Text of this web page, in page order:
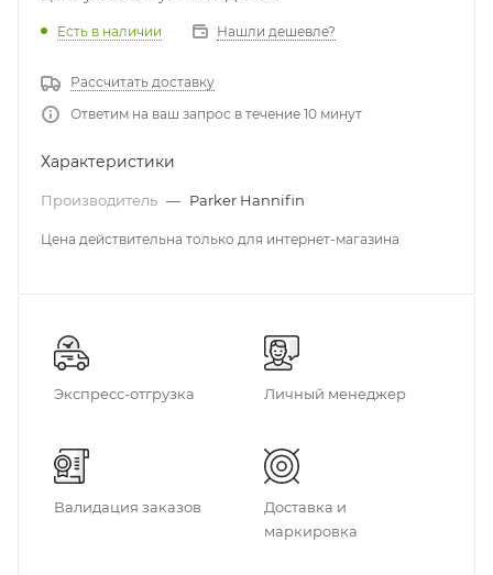
Есть в наличии Нашли дешевле?
Рассчитать доставку
Ответим на ваш запрос в течение 10 минут
Характеристики
Производитель — Parker Hannifin
Цена действительна только для интернет-магазина
Экспресс-отгрузка Личный менеджер
Валидация заказов
Доставка и
маркировка